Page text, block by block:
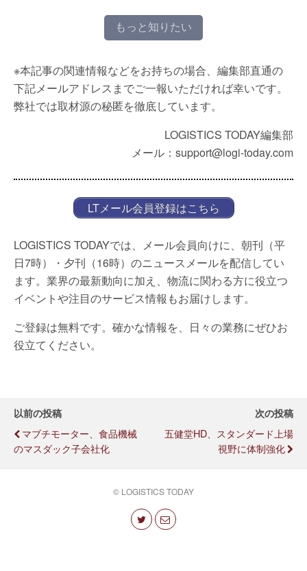
もっと知りたい
※本記事の関連情報などをお持ちの場合、編集部直通の
下記メールアドレスまでご一報いただければ幸いです。
弊社では取材源の秘匿を徹底しています。
LOGISTICS TODAY編集部
メール：support@logi-today.com
LTメール会員登録はこちら
LOGISTICS TODAYでは、メール会員向けに、朝刊（平
日7時）・夕刊（16時）のニュースメールを配信してい
ます。業界の最新動向に加え、物流に関わる方に役立つ
イベントや注目のサービス情報もお届けします。
ご登録は無料です。確かな情報を、日々の業務にぜひお
役立てください。
以前の投稿
マブチモーター、食品機械
のマスダック子会社化
次の投稿
五健堂HD、スタンダード上場
視野に体制強化
© LOGISTICS TODAY